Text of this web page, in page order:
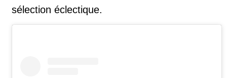
sélection éclectique.